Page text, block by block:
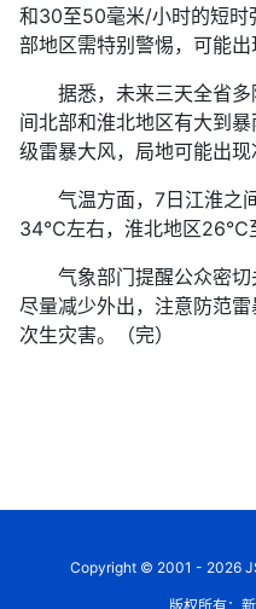
和30至50毫米/小时的短时
部地区需特别警惕，可能出
据悉，未来三天全省多
间北部和淮北地区有大到
级雷暴大风，局地可能出现
气温方面，7日江淮之
34℃左右，淮北地区26℃
气象部门提醒公众密切
尽量减少外出，注意防范
次生灾害。（完）
Copyright © 2001 - 2026